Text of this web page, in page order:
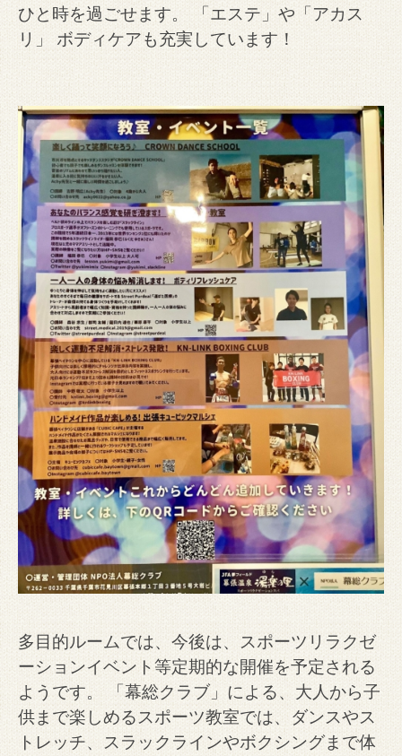
ひと時を過ごせます。 「エステ」や「アカス
リ」 ボディケアも充実しています！
多目的ルームでは、今後は、スポーツリラクゼ
ーションイベント等定期的な開催を予定される
ようです。 「幕総クラブ」による、大人から子
供まで楽しめるスポーツ教室では、ダンスやス
トレッチ、スラックラインやボクシングまで体